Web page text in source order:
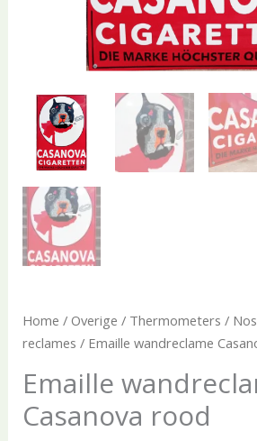
Home / Overige / Thermometers /
reclames / Emaille wandreclame
Emaille
Casanova rood